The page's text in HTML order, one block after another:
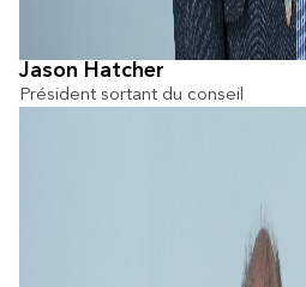
Jason Hatcher
Président sortant du conseil